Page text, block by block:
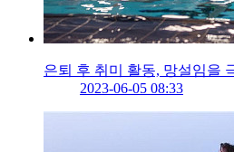
은퇴 후 취미 활동, 망설임을
2023-06-05 08:33